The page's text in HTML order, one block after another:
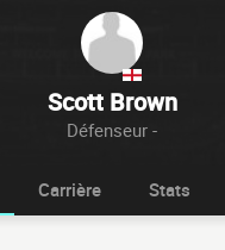
Scott Brown
Défenseur -
Carrière Stats